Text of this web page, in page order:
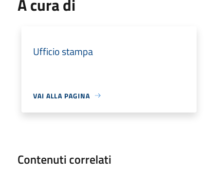
A cura di
Ufficio stampa
VAI ALLA PAGINA
Contenuti correlati